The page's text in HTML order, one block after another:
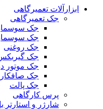
ابزارآلات تعمیرگاهی
جک تعمیرگاهی
جک
جک
جک روغنی
جک
جک موتور
جک
جک پالت
پرس کارگاهی
شارژر و استارتر